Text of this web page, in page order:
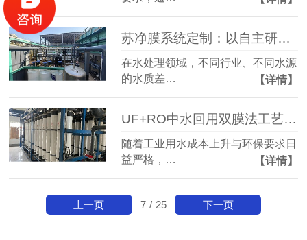
苏净膜系统定制：以自主研发破解水质与换膜难题
在水处理领域，不同行业、不同水源
的水质差…
【详情】
UF+RO中水回用双膜法工艺包：工业废水回用的高性价比之选
随着工业用水成本上升与环保要求日
益严格，…
【详情】
7 / 25
上一页 下一页